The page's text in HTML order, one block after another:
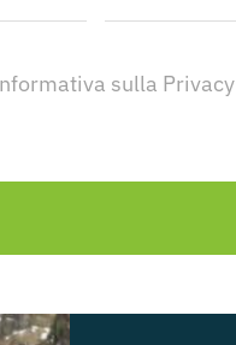
sulla Privacy